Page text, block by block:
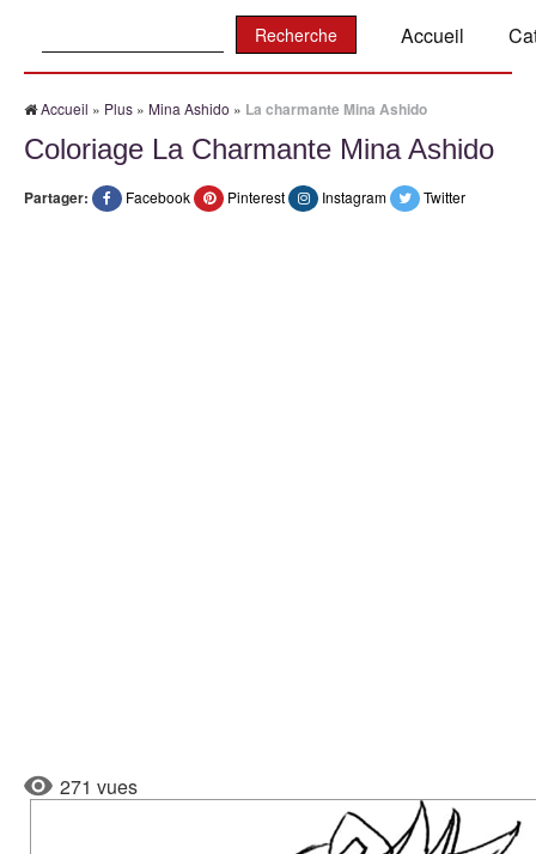
Accueil
Accueil » Plus » Mina Ashido » La charmante Mina Ashido
Coloriage La Charmante Mina Ashido
Partager: Facebook Pinterest Instagram Twitter
271 vues